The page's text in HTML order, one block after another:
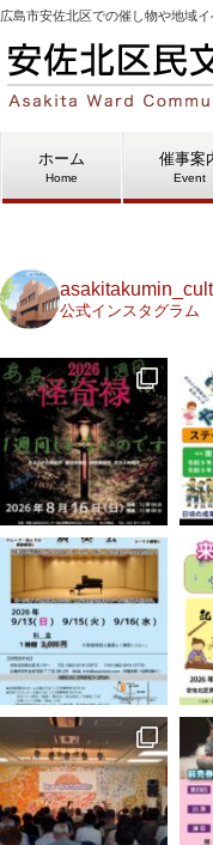
広島市安佐北区での催し物や地域
ホーム
Home
催事案
Event
公式インスタグラム